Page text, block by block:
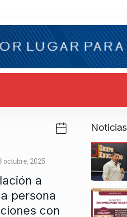
octubre, 2025
a
persona
con
Noticias